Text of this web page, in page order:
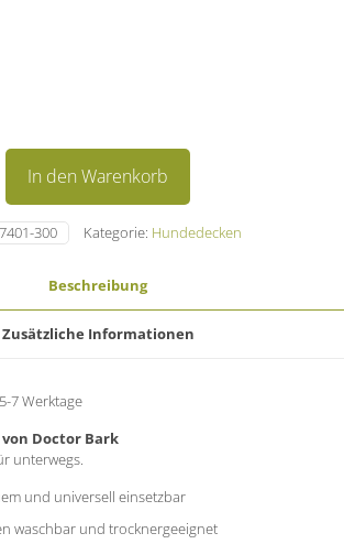
In den Warenkorb
300 Kategorie: Hundedecken
Beschreibung
Zusätzliche Informationen
7 Werktage
Doctor Bark
unterwegs.
und universell einsetzbar
waschbar und trocknergeeignet